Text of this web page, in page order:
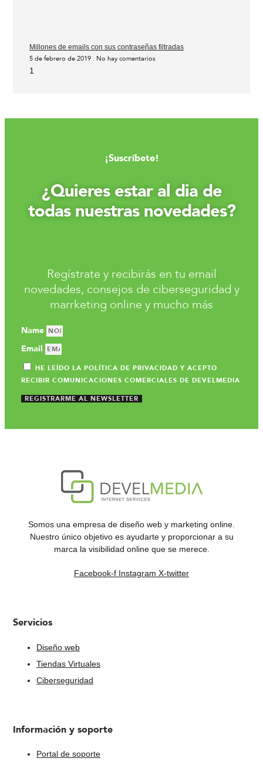
Millones de emails con sus contraseñas filtradas
5 de febrero de 2019 No hay comentarios
¡Suscríbete!
¿Quieres estar al dia de
todas nuestras novedades?
Regístrate y recibirás en tu email
novedades, consejos de ciberseguridad y
marrketing online y mucho más
Name
Email
HE LEÍDO LA POLÍTICA DE PRIVACIDAD Y ACEPTO
RECIBIR COMUNICACIONES COMERCIALES DE DEVELMEDIA
REGISTRARME AL NEWSLETTER
Somos una empresa de diseño web y marketing online.
Nuestro único objetivo es ayudarte y proporcionar a su
marca la visibilidad online que se merece.
Facebook-f Instagram X-twitter
Servicios
Diseño web
Tiendas Virtuales
Ciberseguridad
Información y soporte
Portal de soporte